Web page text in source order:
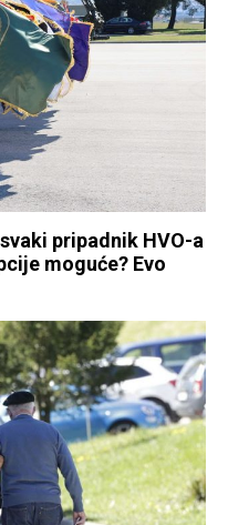
pripadnik HVO-a
moguće? Evo